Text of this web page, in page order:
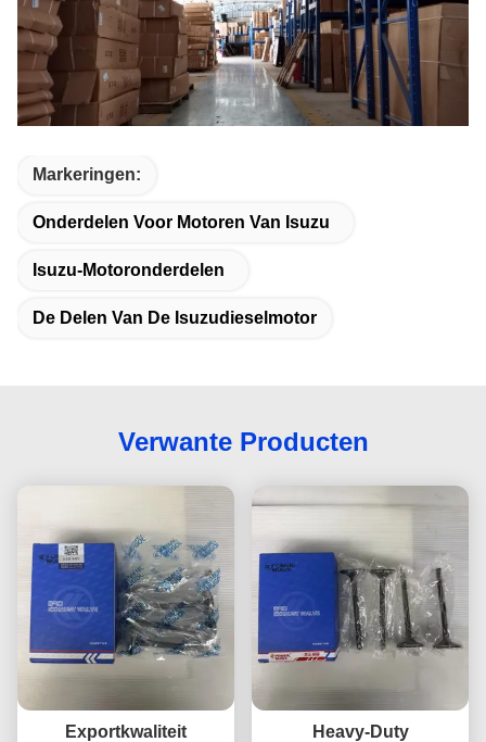
Markeringen:
Onderdelen Voor Motoren Van Isuzu
Isuzu-Motoronderdelen
De Delen Van De Isuzudieselmotor
Verwante Producten
Exportkwaliteit
Heavy-Duty